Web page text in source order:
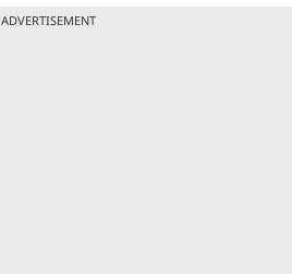
ADVERTISEMENT